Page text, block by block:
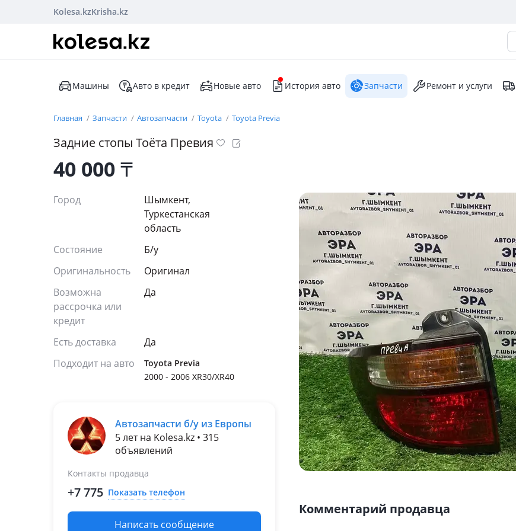
Kolesa.kzKrisha.kz
Машины Авто в кредит Новые авто История авто Запчасти Ремонт и услуги
Главная Запчасти Автозапчасти Toyota Toyota Previa
Задние стопы Тоёта Превия
40 000₸
Город
Шымкент,
Туркестанская
область
Состояние
Б/y
Оригинальность
Оригинал
Возможна
рассрочка или
кредит
Да
Есть доставка
Да
Подходит на авто
Toyota Previa
2000 - 2006 XR30/XR40
Автозапчасти б/у из Европы
5 лет на Kolesa.kz • 315
объявлений
Контакты продавца
+7 775 Показать телефон
Написать сообщение
Комментарий продавца